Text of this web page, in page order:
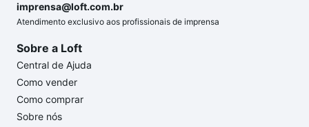
imprensa@loft.com.br
Atendimento exclusivo aos profissionais de imprensa
Sobre a Loft
Central de Ajuda
Como vender
Como comprar
Sobre nós